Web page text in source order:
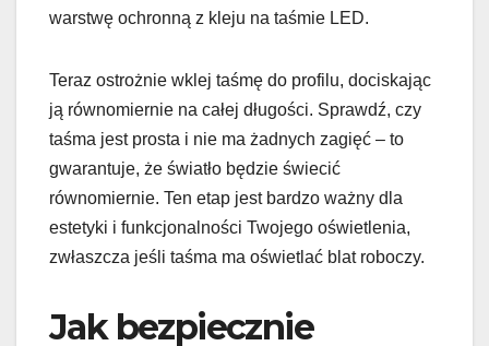
warstwę ochronną z kleju na taśmie LED.
Teraz ostrożnie wklej taśmę do profilu, dociskając
ją równomiernie na całej długości. Sprawdź, czy
taśma jest prosta i nie ma żadnych zagięć – to
gwarantuje, że światło będzie świecić
równomiernie. Ten etap jest bardzo ważny dla
estetyki i funkcjonalności Twojego oświetlenia,
zwłaszcza jeśli taśma ma oświetlać blat roboczy.
Jak bezpiecznie